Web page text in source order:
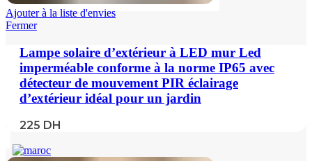
Ajouter à la liste d'envies
Fermer
Lampe solaire d’extérieur à LED mur Led
imperméable conforme à la norme IP65 avec
détecteur de mouvement PIR éclairage
d’extérieur idéal pour un jardin
225 DH